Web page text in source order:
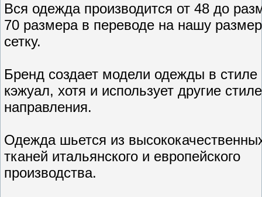
Вся одежда производится от 48 до
70 размера в переводе на нашу
сетку.
Бренд создает модели одежды в стиле
кэжуал, хотя и использует другие
направления.
Одежда шьется из
тканей итальянского и европейского
производства.